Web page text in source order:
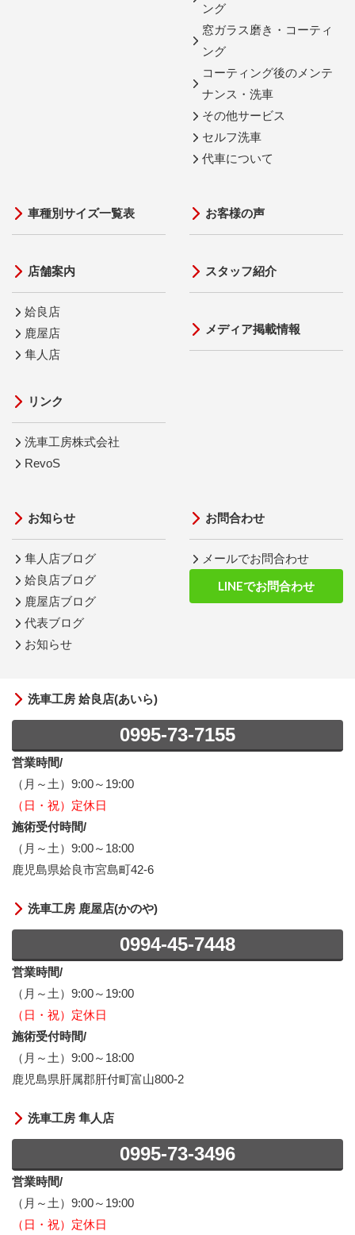
ング
窓ガラス磨き・コーティ
ング
コーティング後のメンテ
ナンス・洗車
その他サービス
セルフ洗車
代車について
車種別サイズ一覧表
店舗案内
姶良店
鹿屋店
隼人店
リンク
洗車工房株式会社
RevoS
お客様の声
スタッフ紹介
メディア掲載情報
お知らせ
隼人店ブログ
姶良店ブログ
鹿屋店ブログ
代表ブログ
お知らせ
お問合わせ
メールでお問合わせ
LINEでお問合わせ
洗車工房 姶良店(あいら)
0995-73-7155
営業時間/
（月～土）9:00～19:00
（日・祝）定休日
施術受付時間/
（月～土）9:00～18:00
鹿児島県姶良市宮島町42-6
洗車工房 鹿屋店(かのや)
0994-45-7448
営業時間/
（月～土）9:00～19:00
（日・祝）定休日
施術受付時間/
（月～土）9:00～18:00
鹿児島県肝属郡肝付町富山800-2
洗車工房 隼人店
0995-73-3496
営業時間/
（月～土）9:00～19:00
（日・祝）定休日